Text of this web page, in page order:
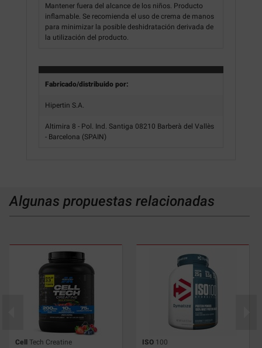
Mantener fuera del alcance de los niños. Producto
inflamable. Se recomienda el uso de crema de manos
para minimizar la posible deshidratación derivada de
la utilización del producto.
Fabricado/distribuido por:
Hipertin S.A.
Altimira 8 - Pol. Ind. Santiga 08210 Barberà del Vallès
- Barcelona (SPAIN)
Algunas propuestas relacionadas
Cell Tech Creatine ISO 100